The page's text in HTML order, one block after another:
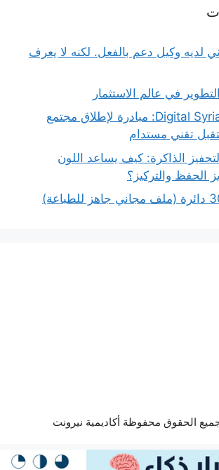
لديه وكيل دعم بالفعل. لكنه لا يعرف
في عالم الاستثمار
ديجيتال سوريا Digital Syria: مبادرة لإطلاق مجتمع
تقني مستدام
الذاكرة: كيف يساعد اللون
الحفظ والتركيز؟